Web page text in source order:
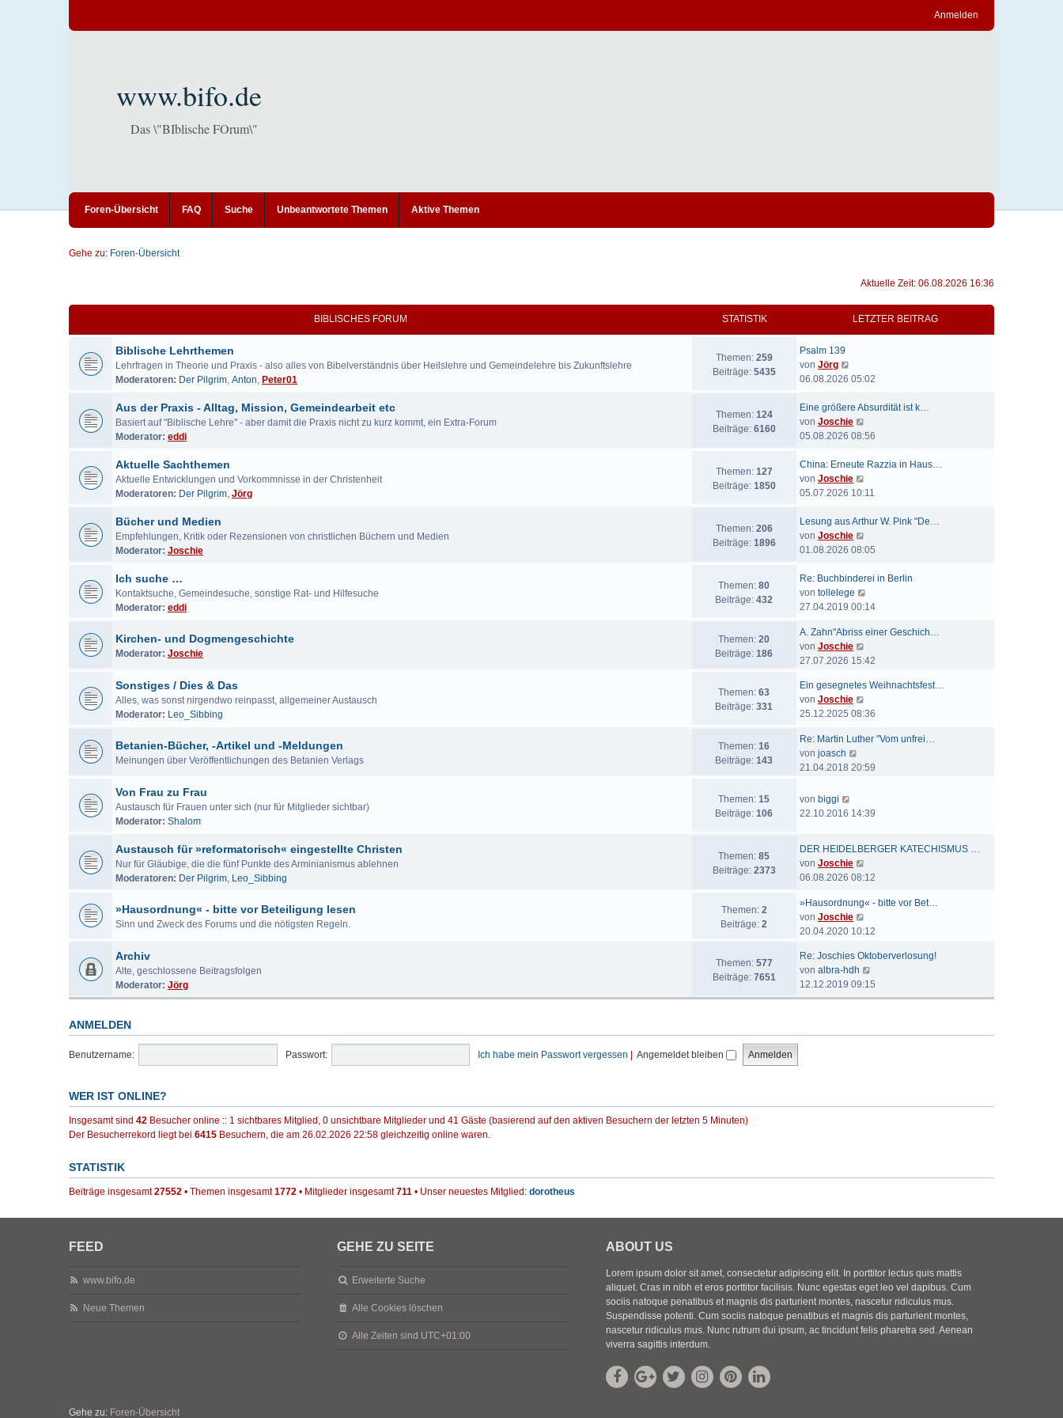
Anmelden
www.bifo.de
Das \"BIblische FOrum\"
Foren-Übersicht FAQ Suche Unbeantwortete Themen Aktive Themen
Gehe zu: Foren-Übersicht
Aktuelle Zeit: 06.08.2026 16:36
BIBLISCHES FORUM STATISTIK LETZTER BEITRAG
Biblische Lehrthemen
Lehrfragen in Theorie und Praxis - also alles von Bibelverständnis über Heilslehre und Gemeindelehre bis Zukunftslehre
Moderatoren: Der Pilgrim, Anton, Peter01
Themen: 259
Beiträge: 5435
Psalm 139
von Jörg
e
e
s
t
r
B
e
t
r
a
06.08.2026 05:02
Aus der Praxis - Alltag, Mission, Gemeindearbeit etc
Basiert auf "Biblische Lehre" - aber damit die Praxis nicht zu kurz kommt, ein Extra-Forum
Moderator: eddi
Themen: 124
Beiträge: 6160
Eine größere Absurdität ist k…
von Joschie
e
e
t
r
e
t
r
a
05.08.2026 08:56
Aktuelle Sachthemen
Aktuelle Entwicklungen und Vorkommnisse in der Christenheit
Moderatoren: Der Pilgrim, Jörg
Themen: 127
Beiträge: 1850
China: Erneute Razzia in Haus…
von Joschie
e
e
t
r
B
e
t
a
05.07.2026 10:11
Bücher und Medien
Empfehlungen, Kritik oder Rezensionen von christlichen Büchern und Medien
Moderator: Joschie
Themen: 206
Beiträge: 1896
Lesung aus Arthur W. Pink "De…
von Joschie
e
e
s
t
r
e
t
a
g
01.08.2026 08:05
Ich suche …
Kontaktsuche, Gemeindesuche, sonstige Rat- und Hilfesuche
Moderator: eddi
Themen: 80
Beiträge: 432
Re: Buchbinderei in Berlin
von tollelege
e
e
t
e
i
r
27.04.2019 00:14
Kirchen- und Dogmengeschichte
Moderator: Joschie
Themen: 20
Beiträge: 186
A. Zahn"Abriss einer Geschich…
von Joschie
e
e
t
r
e
r
g
27.07.2026 15:42
Sonstiges / Dies & Das
Alles, was sonst nirgendwo reinpasst, allgemeiner Austausch
Moderator: Leo_Sibbing
Themen: 63
Beiträge: 331
Ein gesegnetes Weihnachtsfest…
von Joschie
e
e
t
B
t
a
25.12.2025 08:36
Betanien-Bücher, -Artikel und -Meldungen
Meinungen über Veröffentlichungen des Betanien Verlags
Themen: 16
Beiträge: 143
Re: Martin Luther "Vom unfrei…
von joasch
e
s
r
B
e
t
r
a
g
21.04.2018 20:59
Von Frau zu Frau
Austausch für Frauen unter sich (nur für Mitglieder sichtbar)
Moderator: Shalom
Themen: 15
Beiträge: 106
von biggi
e
s
t
e
r
B
e
t
r
a
g
22.10.2016 14:39
Austausch für »reformatorisch« eingestellte Christen
Nur für Gläubige, die die fünf Punkte des Arminianismus ablehnen
Moderatoren: Der Pilgrim, Leo_Sibbing
Themen: 85
Beiträge: 2373
DER HEIDELBERGER KATECHISMUS …
von Joschie
e
e
t
r
B
e
r
06.08.2026 08:12
»Hausordnung« - bitte vor Beteiligung lesen
Sinn und Zweck des Forums und die nötigsten Regeln.
Themen: 2
Beiträge: 2
»Hausordnung« - bitte vor Bet…
von Joschie
e
e
s
t
e
20.04.2020 10:12
Archiv
Alte, geschlossene Beitragsfolgen
Moderator: Jörg
Themen: 577
Beiträge: 7651
Re: Joschies Oktoberverlosung!
von albra-hdh
e
u
12.12.2019 09:15
ANMELDEN
Benutzername: Passwort: Ich habe mein Passwort vergessen Angemeldet bleiben
WER IST ONLINE?
Insgesamt sind 42 Besucher online :: 1 sichtbares Mitglied, 0 unsichtbare Mitglieder und 41 Gäste (basierend auf den aktiven Besuchern der letzten 5 Minuten)
Der Besucherrekord liegt bei 6415 Besuchern, die am 26.02.2026 22:58 gleichzeitig online waren.
STATISTIK
Beiträge insgesamt27552 • Themen insgesamt1772 • Mitglieder insgesamt711 • Unser neuestes Mitglied: dorotheus
FEED
www.bifo.de
Neue Themen
GEHE ZU SEITE
Erweiterte Suche
Alle Cookies löschen
Alle Zeiten sind UTC+01:00
ABOUT US
Lorem ipsum dolor sit amet, consectetur adipiscing elit. In porttitor lectus quis mattis
aliquet. Cras in nibh et eros porttitor facilisis. Nunc egestas eget leo vel dapibus. Cum
sociis natoque penatibus et magnis dis parturient montes, nascetur ridiculus mus.
Suspendisse potenti. Cum sociis natoque penatibus et magnis dis parturient montes,
nascetur ridiculus mus. Nunc rutrum dui ipsum, ac tincidunt felis pharetra sed. Aenean
viverra sagittis interdum.
Gehe zu: Foren-Übersicht